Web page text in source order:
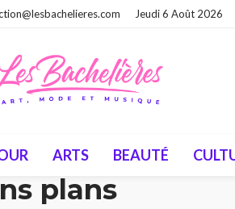
Jeudi 6 Août 2026
ARTS BEAUTÉ
plans